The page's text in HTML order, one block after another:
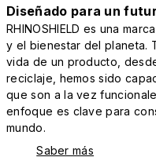
Diseñado para un
RHINOSHIELD es una
y el bienestar del planeta.
vida de un producto,
reciclaje, hemos sido
que son a la vez
enfoque es clave para
mundo.
Saber más